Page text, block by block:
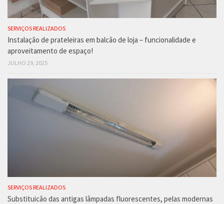
SERVIÇOS REALIZADOS
Instalação de prateleiras em balcão de loja – funcionalidade e
aproveitamento de espaço!
JULHO 29, 2025
SERVIÇOS REALIZADOS
Substituicão das antigas lâmpadas fluorescentes, pelas modernas